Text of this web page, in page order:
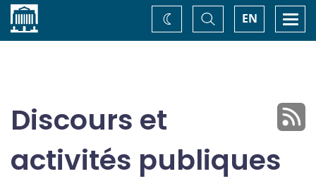
Accueil EN
Basculer
la
recherche
Changez
de
Discours et
activités publiques